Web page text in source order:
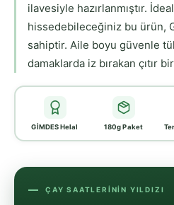
ilavesiyle hazırlanmıştır.
hissedebileceğiniz bu ürün,
sahiptir. Aile boyu güvenle
damaklarda iz bırakan çıtır bir
GİMDES Helal 180g Paket
ÇAY SAATLERININ YILDIZI